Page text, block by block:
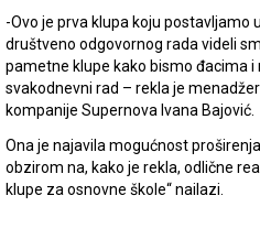
-Ovo je prva klupa koju postavljamo
društveno odgovornog rada videli
pametne klupe kako bismo đacima
svakodnevni rad – rekla je
kompanije Supernova Ivana Bajović.
Ona je najavila mogućnost
obzirom na, kako je rekla, odlične
klupe za osnovne škole“ nailazi.